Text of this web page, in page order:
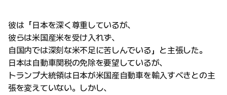
彼は「日本を深く尊重しているが、
彼らは米国産米を受け入れず、
自国内では深刻な米不足に苦しんでいる」と主張した。
日本は自動車関税の免除を要望しているが、
トランプ大統領は日本が米国産自動車を輸入すべきとの主
張を変えていない。しかし、